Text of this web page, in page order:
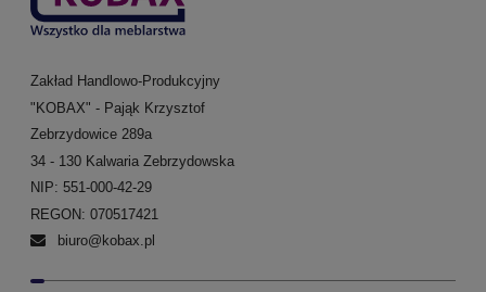
Zakład Handlowo-Produkcyjny
"KOBAX" - Pająk Krzysztof
Zebrzydowice 289a
34 - 130 Kalwaria Zebrzydowska
NIP: 551-000-42-29
REGON: 070517421
biuro@kobax.pl